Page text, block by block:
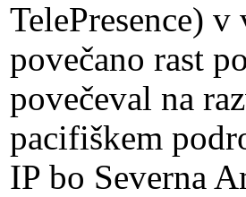
TelePresence)
povečano rast
povečeval na
pacifiškem
IP bo Severna